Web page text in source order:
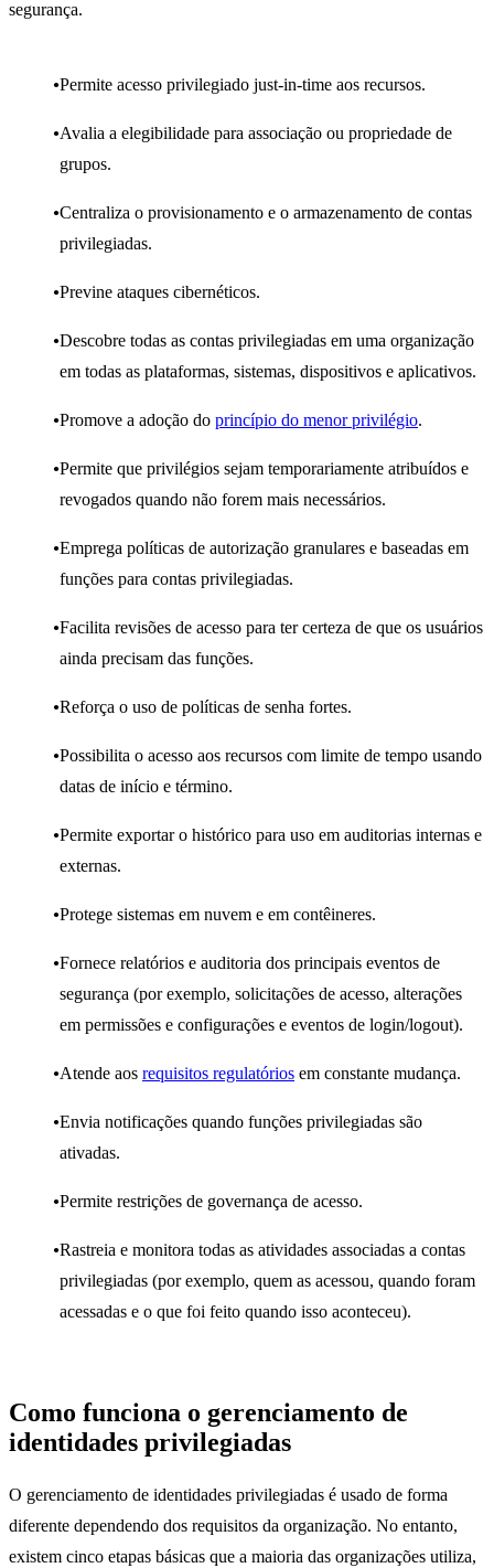
segurança.
Permite acesso privilegiado just-in-time aos recursos.
Avalia a elegibilidade para associação ou propriedade de
grupos.
Centraliza o provisionamento e o armazenamento de contas
privilegiadas.
Previne ataques cibernéticos.
Descobre todas as contas privilegiadas em uma organização
em todas as plataformas, sistemas, dispositivos e aplicativos.
Promove a adoção do princípio do menor privilégio.
Permite que privilégios sejam temporariamente atribuídos e
revogados quando não forem mais necessários.
Emprega políticas de autorização granulares e baseadas em
funções para contas privilegiadas.
Facilita revisões de acesso para ter certeza de que os usuários
ainda precisam das funções.
Reforça o uso de políticas de senha fortes.
Possibilita o acesso aos recursos com limite de tempo usando
datas de início e término.
Permite exportar o histórico para uso em auditorias internas e
externas.
Protege sistemas em nuvem e em contêineres.
Fornece relatórios e auditoria dos principais eventos de
segurança (por exemplo, solicitações de acesso, alterações
em permissões e configurações e eventos de login/logout).
Atende aos requisitos regulatórios em constante mudança.
Envia notificações quando funções privilegiadas são
ativadas.
Permite restrições de governança de acesso.
Rastreia e monitora todas as atividades associadas a contas
privilegiadas (por exemplo, quem as acessou, quando foram
acessadas e o que foi feito quando isso aconteceu).
Como funciona o gerenciamento de
identidades privilegiadas
O gerenciamento de identidades privilegiadas é usado de forma
diferente dependendo dos requisitos da organização. No entanto,
existem cinco etapas básicas que a maioria das organizações utiliza,